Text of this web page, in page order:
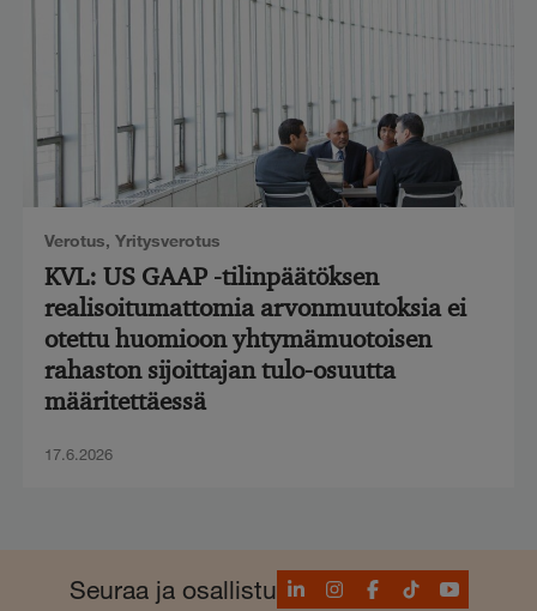
Verotus, Yritysverotus
KVL: US GAAP -tilinpäätöksen
realisoitumattomia arvonmuutoksia ei
otettu huomioon yhtymämuotoisen
rahaston sijoittajan tulo-osuutta
määritettäessä
17.6.2026
Seuraa ja osallistuLinkedInInstagram
Facebook
TikTokYouTube